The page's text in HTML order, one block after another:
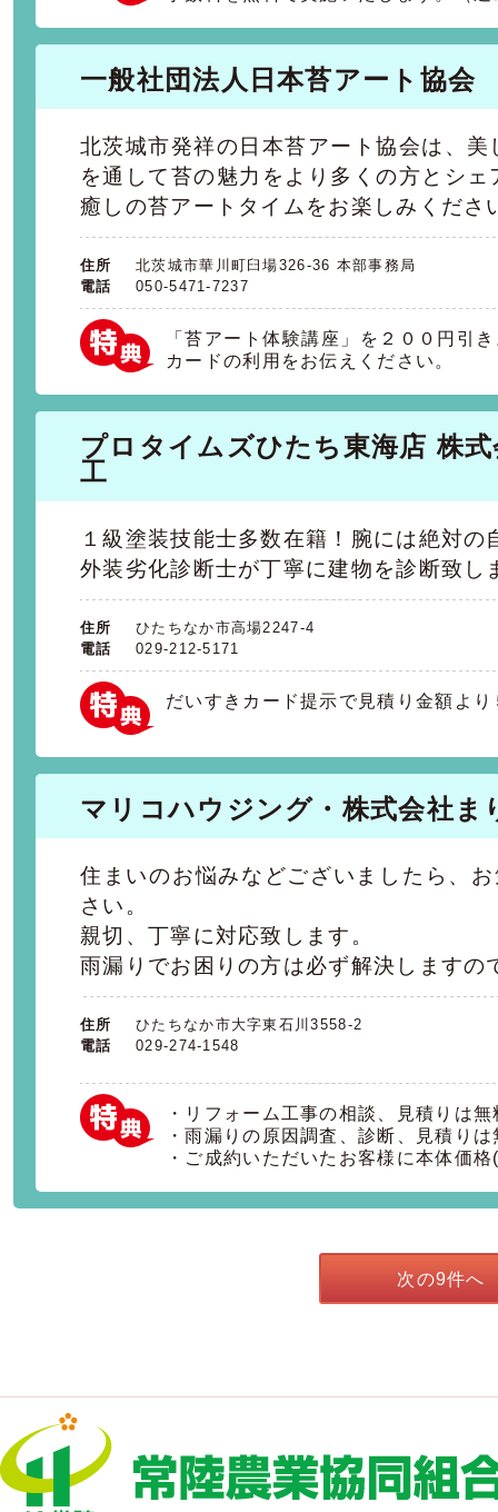
一般社団法人日本苔アート協会
北茨城市発祥の日本苔アート協会は、
を通して苔の魅力をより多くの方とシ
癒しの苔アートタイムをお楽しみくださ
住所
北茨城市華川町臼場326-36 本部事務局
電話
050-5471-7237
「苔アート体験講座」を２００円引
カードの利用をお伝えください。
プロタイムズひたち東海店 株
工
１級塗装技能士多数在籍！腕には絶対の
外装劣化診断士が丁寧に建物を診断致し
住所
ひたちなか市高場2247-4
電話
029-212-5171
だいすきカード提示で見積り金額よ
マリコハウジング・株式会社ま
住まいのお悩みなどございましたら、
さい。
親切、丁寧に対応致します。
雨漏りでお困りの方は必ず解決しますの
住所
ひたちなか市大字東石川3558-2
電話
029-274-1548
・リフォーム工事の相談、見積りは無
・雨漏りの原因調査、診断、見積りは
・ご成約いただいたお客様に本体価
次の9件へ